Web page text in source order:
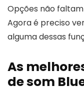
Opções não
Agora é preciso
alguma dessas
As
de som